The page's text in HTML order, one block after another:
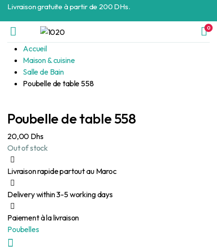
Livraison gratuite à partir de 200 DHs.
0
Accueil
Maison & cuisine
Salle de Bain
Poubelle de table 558
Poubelle de table 558
20,00 Dhs
Out of stock
Livraison rapide partout au Maroc
Delivery within 3-5 working days
Paiement à la livraison
Poubelles